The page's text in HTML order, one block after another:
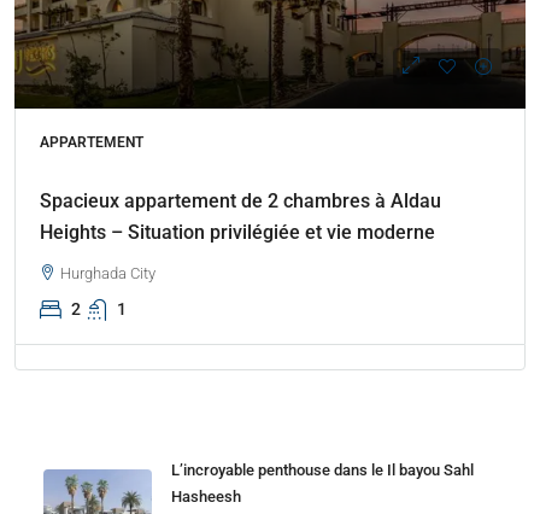
APPARTEMENT
Spacieux appartement de 2 chambres à Aldau
Heights – Situation privilégiée et vie moderne
Hurghada City
2 1
L’incroyable penthouse dans le Il bayou Sahl
Hasheesh